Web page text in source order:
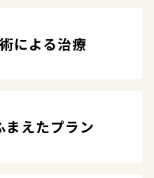
による治療
まえたプラン